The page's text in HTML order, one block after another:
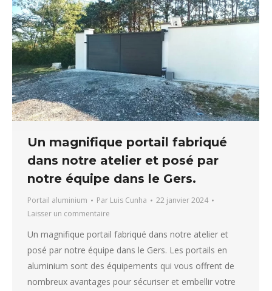
Un magnifique portail fabriqué
dans notre atelier et posé par
notre équipe dans le Gers.
Portail aluminium Par Luis Cunha
22 janvier 2024
Laisser un commentaire
Un magnifique portail fabriqué dans notre atelier et
posé par notre équipe dans le Gers. Les portails en
aluminium sont des équipements qui vous offrent de
nombreux avantages pour sécuriser et embellir votre